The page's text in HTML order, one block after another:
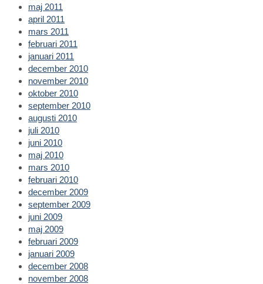
maj 2011
april 2011
mars 2011
februari 2011
januari 2011
december 2010
november 2010
oktober 2010
september 2010
augusti 2010
juli 2010
juni 2010
maj 2010
mars 2010
februari 2010
december 2009
september 2009
juni 2009
maj 2009
februari 2009
januari 2009
december 2008
november 2008